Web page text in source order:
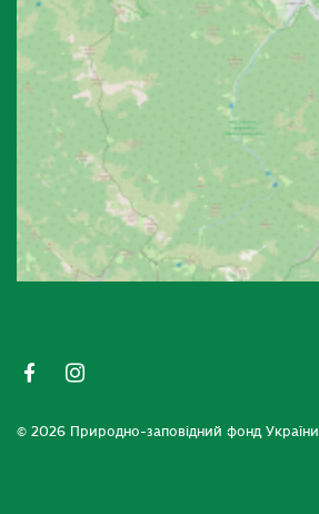
© 2026 Природно-заповідний фонд України